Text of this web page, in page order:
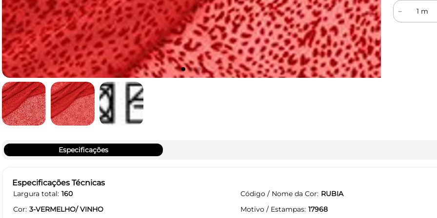
－
Especificações
Especificações Técnicas
Largura total 160 Código / Nome da Cor RUBIA
Cor 3-VERMELHO/ VINHO Motivo / Estampas 17968